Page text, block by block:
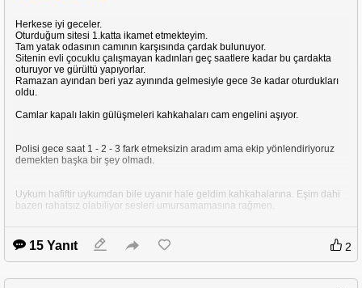
Herkese iyi geceler.
Oturduğum sitesi 1.katta ikamet etmekteyim.
Tam yatak odasının camının karşısında çardak bulunuyor.
Sitenin evli çocuklu çalışmayan kadınları geç saatlere kadar bu çardakta
oturuyor ve gürültü yapıyorlar.
Ramazan ayından beri yaz ayınında gelmesiyle gece 3e kadar oturdukları
oldu.
Camlar kapalı lakin gülüşmeleri kahkahaları cam engelini aşıyor.
Polisi gece saat 1 - 2 - 3 fark etmeksizin aradım ama ekip yönlendiriyoruz
demekten başka bir şey olmadı.
Uykum hafiftir uykumdan bile uyanır hale geldim kahkahalarına. Eşim dahi
bazen rahatsız olabiliyor sesleri umursamamasına rağmen.
Avukat arkadaşlara sorum şudur acaba bu kişilere saat 10dan sonra site
içinde çardakta oturmalarını engelleyebileceğim bir kanun vs. mevcut
15 Yanıt 2